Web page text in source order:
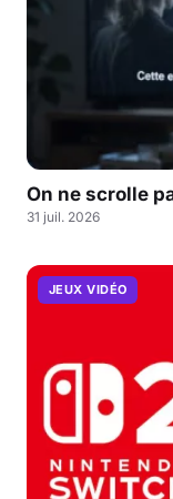
On ne scrolle
31 juil. 2026
JEUX VIDÉO